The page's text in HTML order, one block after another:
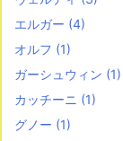
エルガー (4)
オルフ (1)
ガーシュウィン (1)
カッチーニ (1)
グノー (1)